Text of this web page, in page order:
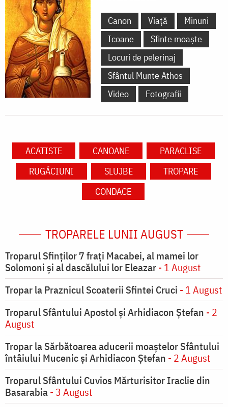
Canon Viață
Minuni
Icoane
Sfinte moaște
Locuri de pelerinaj
Sfântul Munte Athos
Video
Fotografii
ACATISTE CANOANE
PARACLISE
RUGĂCIUNI
SLUJBE
TROPARE
CONDACE
TROPARELE LUNII AUGUST
Troparul Sfinţilor 7 fraţi Macabei, al mamei lor
Solomoni şi al dascălului lor Eleazar- 1 August
Tropar la Praznicul Scoaterii Sfintei Cruci - 1 August
Troparul Sfântului Apostol și Arhidiacon Ștefan - 2
August
Tropar la Sărbătoarea aducerii moaştelor Sfântului
întâiului Mucenic şi Arhidiacon Ştefan - 2 August
Troparul Sfântului Cuvios Mărturisitor Iraclie din
Basarabia- 3 August